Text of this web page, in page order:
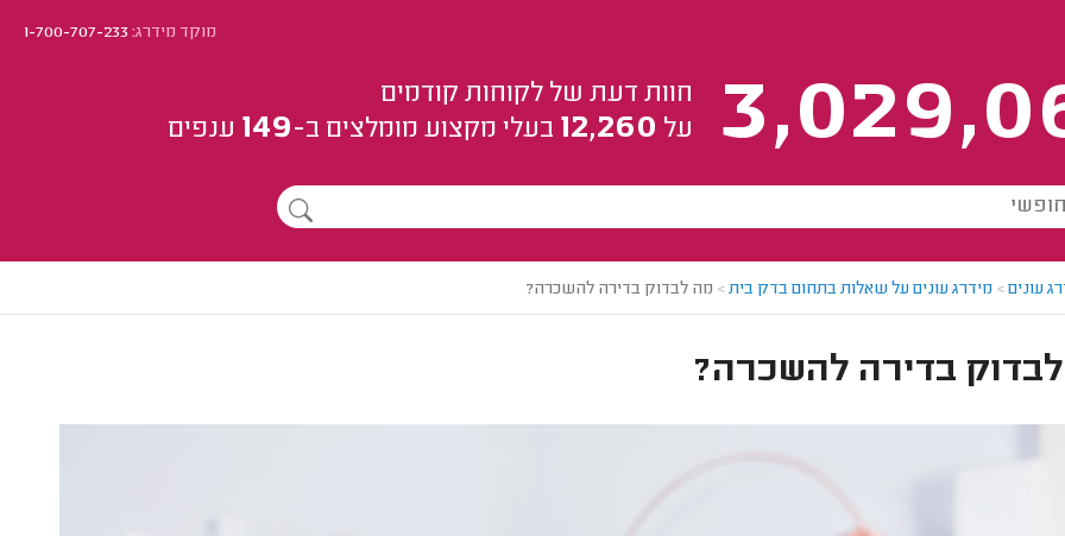
מוקד מידרג:1-700-707-233
חוות דעת של לקוחות קודמים
על 12,260 בעלי מקצוע מומלצים ב-149 ענפים
עונים> מידרג עונים על שאלות בתחום בדק בית> מה לבדוק בדירה להשכרה?
בדירה להשכרה?